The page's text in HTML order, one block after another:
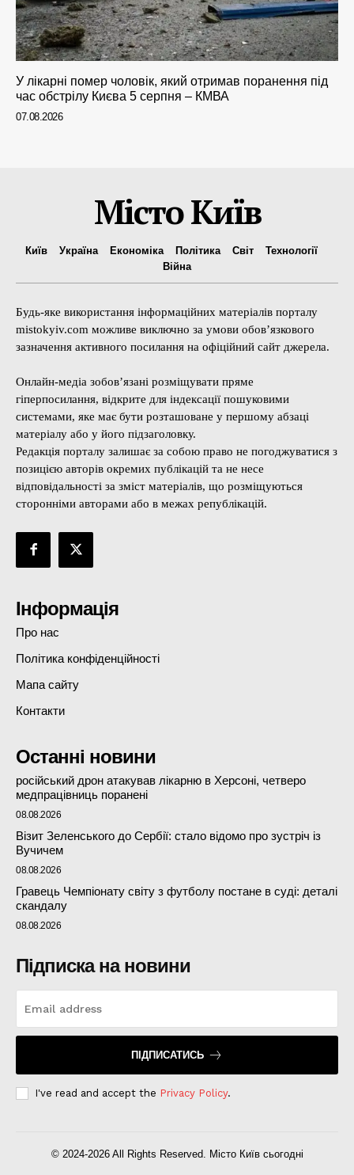
У лікарні помер чоловік, який отримав поранення під
час обстрілу Києва 5 серпня – КМВА
07.08.2026
Місто Київ
Київ Україна Економіка Політика Світ
Технології
Війна
Будь-яке використання інформаційних матеріалів порталу
mistokyiv.com можливе виключно за умови обов’язкового
зазначення активного посилання на офіційний сайт джерела.
Онлайн-медіа зобов’язані розміщувати пряме
гіперпосилання, відкрите для індексації пошуковими
системами, яке має бути розташоване у першому абзаці
матеріалу або у його підзаголовку.
Редакція порталу залишає за собою право не погоджуватися з
позицією авторів окремих публікацій та не несе
відповідальності за зміст матеріалів, що розміщуються
сторонніми авторами або в межах републікацій.
Інформація
Про нас
Політика конфіденційності
Мапа сайту
Контакти
Останні новини
російський дрон атакував лікарню в Херсоні, четверо
медпрацівниць поранені
08.08.2026
Візит Зеленського до Сербії: стало відомо про зустріч із
Вучичем
08.08.2026
Гравець Чемпіонату світу з футболу постане в суді: деталі
скандалу
08.08.2026
Підписка на новини
ПІДПИСАТИСЬ
I've read and accept the Privacy Policy.
© 2024-2026 All Rights Reserved. Місто Київ сьогодні